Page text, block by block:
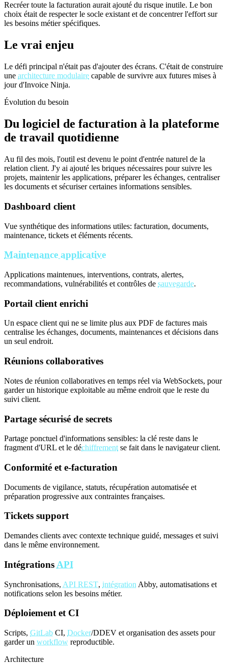
Recréer toute la facturation aurait ajouté du risque inutile. Le bon
choix était de respecter le socle existant et de concentrer l'effort sur
les besoins métier spécifiques.
Le vrai enjeu
Le défi principal n'était pas d'ajouter des écrans. C'était de construire
une architecture modulaire capable de survivre aux futures mises à
jour d'Invoice Ninja.
Évolution du besoin
Du logiciel de facturation à la plateforme
de travail quotidienne
Au fil des mois, l'outil est devenu le point d'entrée naturel de la
relation client. J'y ai ajouté les briques nécessaires pour suivre les
projets, maintenir les applications, préparer les échanges, centraliser
les documents et sécuriser certaines informations sensibles.
Dashboard client
Vue synthétique des informations utiles: facturation, documents,
maintenance, tickets et éléments récents.
Maintenance applicative
Applications maintenues, interventions, contrats, alertes,
recommandations, vulnérabilités et contrôles de sauvegarde.
Portail client enrichi
Un espace client qui ne se limite plus aux PDF de factures mais
centralise les échanges, documents, maintenances et décisions dans
un seul endroit.
Réunions collaboratives
Notes de réunion collaboratives en temps réel via WebSockets, pour
garder un historique exploitable au même endroit que le reste du
suivi client.
Partage sécurisé de secrets
Partage ponctuel d'informations sensibles: la clé reste dans le
fragment d'URL et le déchiffrement se fait dans le navigateur client.
Conformité et e-facturation
Documents de vigilance, statuts, récupération automatisée et
préparation progressive aux contraintes françaises.
Tickets support
Demandes clients avec contexte technique guidé, messages et suivi
dans le même environnement.
Intégrations API
Synchronisations, API REST, intégration Abby, automatisations et
notifications selon les besoins métier.
Déploiement et CI
Scripts, GitLab CI, Docker/DDEV et organisation des assets pour
garder un workflow reproductible.
Architecture